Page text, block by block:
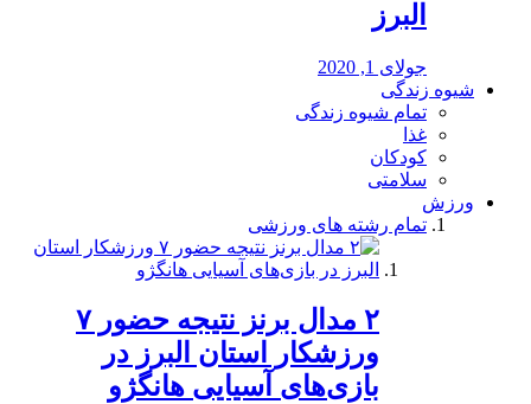
البرز
جولای 1, 2020
شیوه زندگی
تمام شیوه زندگی
غذا
کودکان
سلامتی
ورزش
تمام رشته های ورزشی
۲ مدال برنز نتیجه حضور ۷
ورزشکار استان البرز در
بازی‌های آسیایی هانگژو